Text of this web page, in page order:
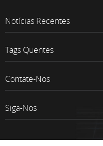
Notícias Recentes
Tags Quentes
Contate-Nos
Siga-Nos